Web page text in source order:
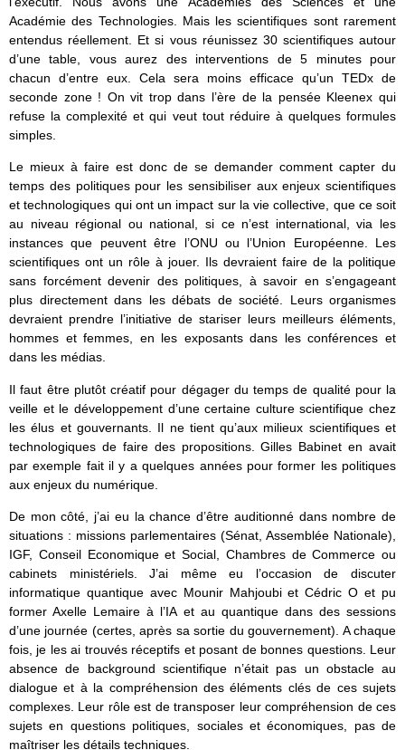
Académie des Technologies. Mais les scientifiques sont rarement
entendus réellement. Et si vous réunissez 30 scientifiques autour
d’une table, vous aurez des interventions de 5 minutes pour
chacun d’entre eux. Cela sera moins efficace qu’un TEDx de
seconde zone ! On vit trop dans l’ère de la pensée Kleenex qui
refuse la complexité et qui veut tout réduire à quelques formules
simples.
Le mieux à faire est donc de se demander comment capter du
temps des politiques pour les sensibiliser aux enjeux scientifiques
et technologiques qui ont un impact sur la vie collective, que ce soit
au niveau régional ou national, si ce n’est international, via les
instances que peuvent être l’ONU ou l’Union Européenne. Les
scientifiques ont un rôle à jouer. Ils devraient faire de la politique
sans forcément devenir des politiques, à savoir en s’engageant
plus directement dans les débats de société. Leurs organismes
devraient prendre l’initiative de stariser leurs meilleurs éléments,
hommes et femmes, en les exposants dans les conférences et
dans les médias.
Il faut être plutôt créatif pour dégager du temps de qualité pour la
veille et le développement d’une certaine culture scientifique chez
les élus et gouvernants. Il ne tient qu’aux milieux scientifiques et
technologiques de faire des propositions. Gilles Babinet en avait
par exemple fait il y a quelques années pour former les politiques
aux enjeux du numérique.
De mon côté, j’ai eu la chance d’être auditionné dans nombre de
situations : missions parlementaires (Sénat, Assemblée Nationale),
IGF, Conseil Economique et Social, Chambres de Commerce ou
cabinets ministériels. J’ai même eu l’occasion de discuter
informatique quantique avec Mounir Mahjoubi et Cédric O et pu
former Axelle Lemaire à l’IA et au quantique dans des sessions
d’une journée (certes, après sa sortie du gouvernement). A chaque
fois, je les ai trouvés réceptifs et posant de bonnes questions. Leur
absence de background scientifique n’était pas un obstacle au
dialogue et à la compréhension des éléments clés de ces sujets
complexes. Leur rôle est de transposer leur compréhension de ces
sujets en questions politiques, sociales et économiques, pas de
maîtriser les détails techniques.